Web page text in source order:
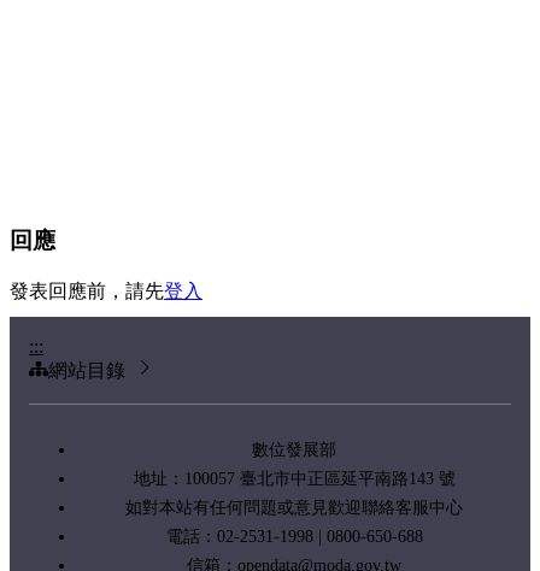
回應
發表回應前，請先登入
:::
網站目錄
數位發展部
地址：100057 臺北市中正區延平南路143 號
如對本站有任何問題或意見歡迎聯絡客服中心
電話：02-2531-1998 | 0800-650-688
信箱： opendata@moda.gov.tw